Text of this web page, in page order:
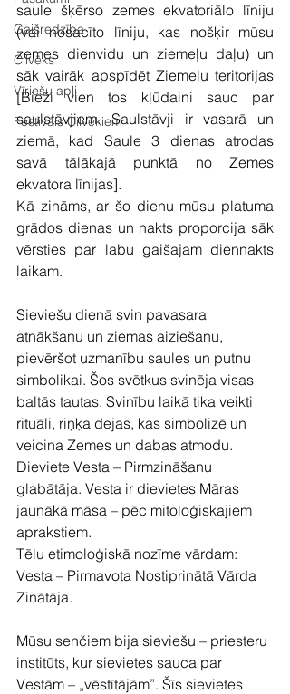
Gaišredzība
Cilvēks
Vīriešu apļi
Festivāls Cilvēkiem
saule šķērso zemes ekvatoriālo līniju
(vai nosacīto līniju, kas nošķir mūsu
zemes dienvidu un ziemeļu daļu) un
sāk vairāk apspīdēt Ziemeļu teritorijas
[Bieži vien tos kļūdaini sauc par
saulstāvjiem. Saulstāvji ir vasarā un
ziemā, kad Saule 3 dienas atrodas
savā tālākajā punktā no Zemes
ekvatora līnijas].
Kā zināms, ar šo dienu mūsu platuma
grādos dienas un nakts proporcija sāk
vērsties par labu gaišajam diennakts
laikam.
Sieviešu dienā svin pavasara
atnākšanu un ziemas aiziešanu,
pievēršot uzmanību saules un putnu
simbolikai. Šos svētkus svinēja visas
baltās tautas. Svinību laikā tika veikti
rituāli, riņķa dejas, kas simbolizē un
veicina Zemes un dabas atmodu.
Dieviete Vesta – Pirmzināšanu
glabātāja. Vesta ir dievietes Māras
jaunākā māsa – pēc mitoloģiskajiem
aprakstiem.
Tēlu etimoloģiskā nozīme vārdam:
Vesta – Pirmavota Nostiprinātā Vārda
Zinātāja.
Mūsu senčiem bija sieviešu – priesteru
institūts, kur sievietes sauca par
Vestām – „vēstītājām”. Šīs sievietes